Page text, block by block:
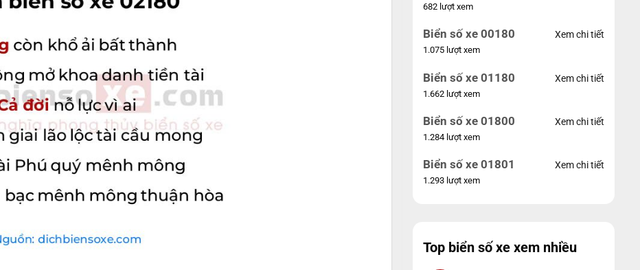
682 lượt xem
Biển số xe 00180
1.075 lượt xem
Xem chi tiết
Biển số xe 01180
1.662 lượt xem
Xem chi tiết
Biển số xe 01800
1.284 lượt xem
Xem chi tiết
Biển số xe 01801
1.293 lượt xem
Xem chi tiết
Top biển số xe xem nhiều